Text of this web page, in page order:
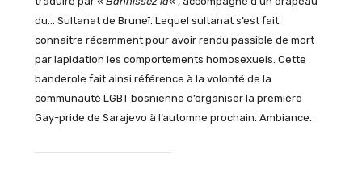
du… Sultanat de Bruneï. Lequel sultanat s’est fait
connaitre récemment pour avoir rendu passible de mort
par lapidation les comportements homosexuels. Cette
banderole fait ainsi référence à la volonté de la
communauté LGBT bosnienne d’organiser la première
Gay-pride de Sarajevo à l’automne prochain. Ambiance.